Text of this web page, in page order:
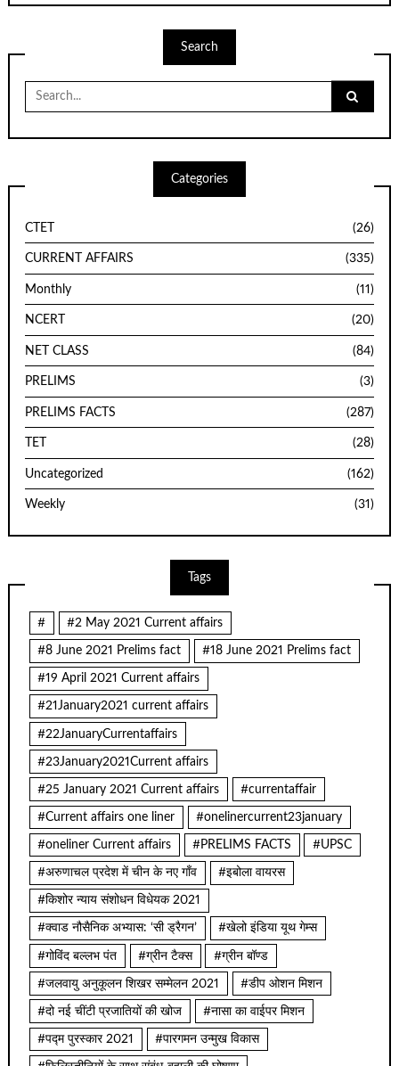
Search
for:
Categories
CTET (26)
CURRENT AFFAIRS (335)
Monthly (11)
NCERT (20)
NET CLASS (84)
PRELIMS (3)
PRELIMS FACTS (287)
TET (28)
Uncategorized (162)
Weekly (31)
Tags
# #2 May 2021 Current affairs
#8 June 2021 Prelims fact #18 June 2021 Prelims fact
#19 April 2021 Current affairs
#21January2021 current affairs
#22JanuaryCurrentaffairs
#23January2021Current affairs
#25 January 2021 Current affairs #currentaffair
#Current affairs one liner #onelinercurrent23january
#oneliner Current affairs #PRELIMS FACTS #UPSC
#अरुणाचल प्रदेश में चीन के नए गाँव #इबोला वायरस
#किशोर न्याय संशोधन विधेयक 2021
#क्वाड नौसैनिक अभ्यास: ‘सी ड्रैगन’ #खेलो इंडिया यूथ गेम्स
#गोविंद बल्लभ पंत #ग्रीन टैक्स #ग्रीन बॉण्ड
#जलवायु अनुकूलन शिखर सम्मेलन 2021 #डीप ओशन मिशन
#दो नई चींटी प्रजातियों की खोज #नासा का वाईपर मिशन
#पद्म पुरस्कार 2021 #पारगमन उन्मुख विकास